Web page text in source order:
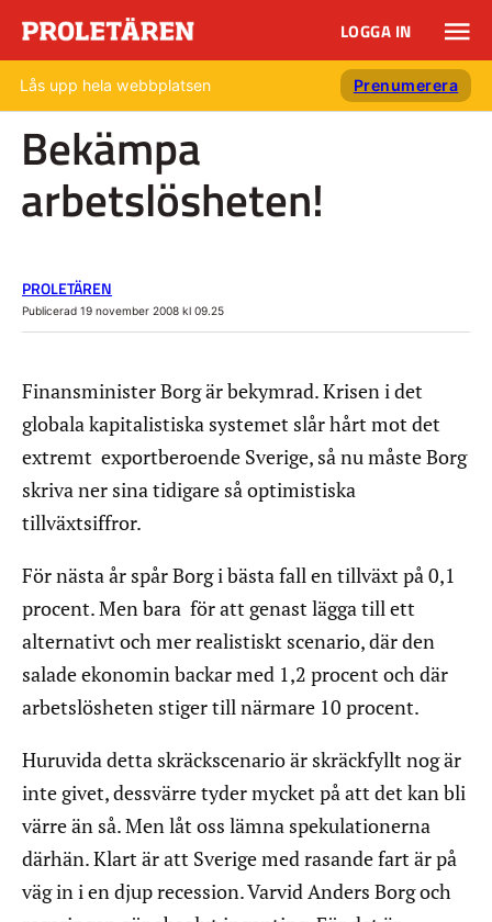
LOGGA IN
Lås upp hela webbplatsen Prenumerera
Bekämpa
arbetslösheten!
PROLETÄREN
Publicerad 19 november 2008 kl 09.25
Finansminister Borg är bekymrad. Krisen i det
globala kapitalistiska systemet slår hårt mot det
extremt exportberoende Sverige, så nu måste Borg
skriva ner sina tidigare så optimistiska
tillväxtsiffror.
För nästa år spår Borg i bästa fall en tillväxt på 0,1
procent. Men bara för att genast lägga till ett
alternativt och mer realistiskt scenario, där den
salade ekonomin backar med 1,2 procent och där
arbetslösheten stiger till närmare 10 procent.
Huruvida detta skräckscenario är skräckfyllt nog är
inte givet, dessvärre tyder mycket på att det kan bli
värre än så. Men låt oss lämna spekulationerna
därhän. Klart är att Sverige med rasande fart är på
väg in i en djup recession. Varvid Anders Borg och